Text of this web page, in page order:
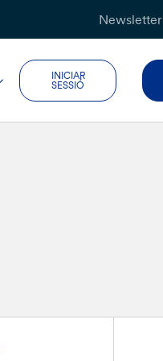
Newsletter
INICIAR
SESSIÓ